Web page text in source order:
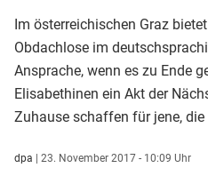
Im österreichischen Graz
Obdachlose im
Ansprache, wenn es zu Ende
Elisabethinen ein Akt der
Zuhause schaffen für jene,
dpa | 23. November 2017 - 10:09 Uhr